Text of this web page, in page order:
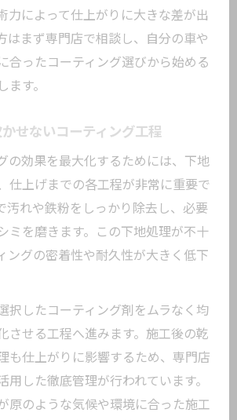
力によって仕上がりに大きな差が出
はまず専門店で相談し、自分の車や
合ったコーティング選びから始める
ます。
せないコーティング工程
の効果を最大化するためには、下地
仕上げまでの各工程が非常に重要で
汚れや鉄粉をしっかり除去し、必要
ミを磨きます。この下地処理が不十
ングの密着性や耐久性が大きく低下
択したコーティング剤をムラなく均
させる工程へ進みます。施工後の乾
も仕上がりに影響するため、専門店
用した徹底管理が行われています。
原のような気候や環境に合った施工